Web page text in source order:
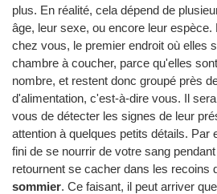
plus. En réalité, cela dépend de
âge, leur sexe, ou encore leur
chez vous, le premier endroit où elles
chambre à coucher, parce qu'elles
nombre, et restent donc groupé près
d'alimentation, c'est-à-dire vous. Il
vous de détecter les signes de leur
attention à quelques petits détails. Par
fini de se nourrir de votre sang
retournent se cacher dans les recoins
sommier. Ce faisant, il peut arriver